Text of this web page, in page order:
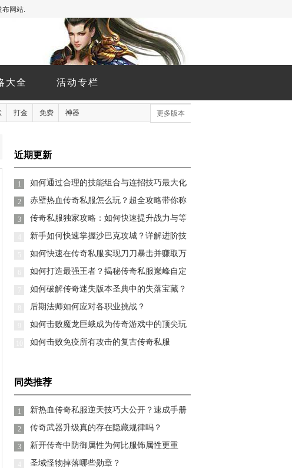
布网站.
大全 活动专栏
打金 免费 神器 更多版本
近期更新
1
如何通过合理的技能组合与连招技巧最大化
输出并提升生存能力？
2
赤壁热血传奇私服怎么玩？超全攻略带你称
霸全服
3
传奇私服独家攻略：如何快速提升战力与等
级？
新手如何快速掌握沙巴克攻城？详解进阶技
巧与制胜策略
如何快速在传奇私服实现刀刀暴击并赚取万
元现金？
如何打造最强王者？揭秘传奇私服巅峰自定
义系统攻略
如何破解传奇迷失版本圣典中的失落宝藏？
后期法师如何应对各职业挑战？
如何击败魔龙巨蛾成为传奇游戏中的顶尖玩
家？
如何击败免疫所有攻击的复古传奇私服
同类推荐
1
新热血传奇私服逆天技巧大公开？速成手册
带你飞
2 传奇武器升级真的存在隐藏规律吗？
3
新开传奇中防御属性为何比服饰属性更重
要？
圣域怪物掉落哪些勋章？